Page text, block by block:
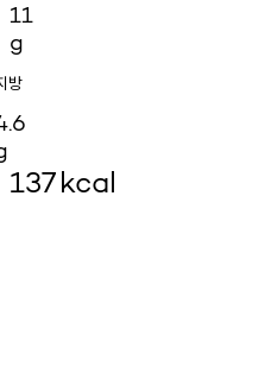
11
g
방
137kcal